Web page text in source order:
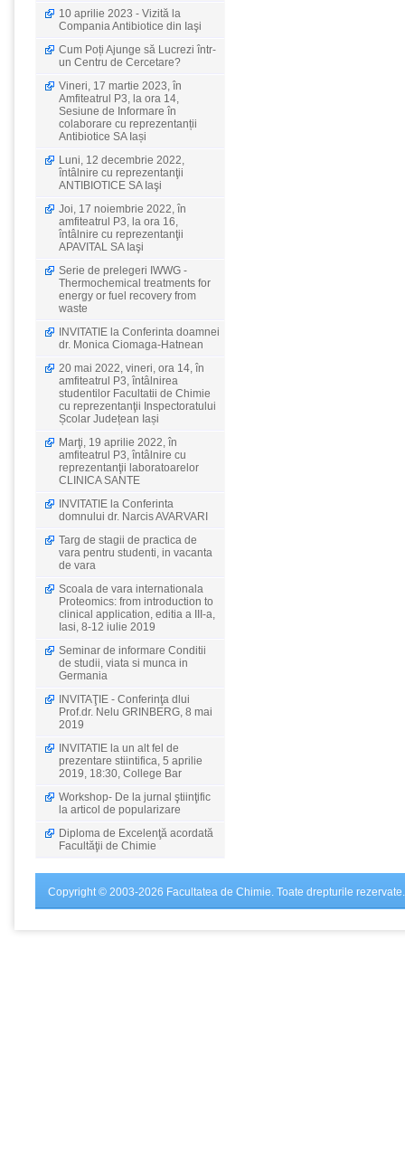
10 aprilie 2023 - Vizită la
Compania Antibiotice din Iaşi
Cum Poți Ajunge să Lucrezi într-
un Centru de Cercetare?
Vineri, 17 martie 2023, în
Amfiteatrul P3, la ora 14,
Sesiune de Informare în
colaborare cu reprezentanții
Antibiotice SA Iași
Luni, 12 decembrie 2022,
întâlnire cu reprezentanţii
ANTIBIOTICE SA Iaşi
Joi, 17 noiembrie 2022, în
amfiteatrul P3, la ora 16,
întâlnire cu reprezentanţii
APAVITAL SA Iaşi
Serie de prelegeri IWWG -
Thermochemical treatments for
energy or fuel recovery from
waste
INVITATIE la Conferinta doamnei
dr. Monica Ciomaga-Hatnean
20 mai 2022, vineri, ora 14, în
amfiteatrul P3, întâlnirea
studentilor Facultatii de Chimie
cu reprezentanţii Inspectoratului
Școlar Județean Iași
Marţi, 19 aprilie 2022, în
amfiteatrul P3, întâlnire cu
reprezentanţii laboratoarelor
CLINICA SANTE
INVITATIE la Conferinta
domnului dr. Narcis AVARVARI
Targ de stagii de practica de
vara pentru studenti, in vacanta
de vara
Scoala de vara internationala
Proteomics: from introduction to
clinical application, editia a III-a,
Iasi, 8-12 iulie 2019
Seminar de informare Conditii
de studii, viata si munca in
Germania
INVITAŢIE - Conferinţa dlui
Prof.dr. Nelu GRINBERG, 8 mai
2019
INVITATIE la un alt fel de
prezentare stiintifica, 5 aprilie
2019, 18:30, College Bar
Workshop- De la jurnal ştiinţific
la articol de popularizare
Diploma de Excelenţă acordată
Facultăţii de Chimie
Copyright © 2003-2026 Facultatea de Chimie. Toate drepturile